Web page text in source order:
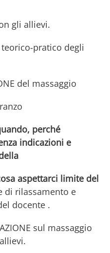
gli allievi.
teorico-pratico degli
del massaggio
perché
indicazioni e
aspettarci limite del
di rilassamento e
docente .
sul massaggio